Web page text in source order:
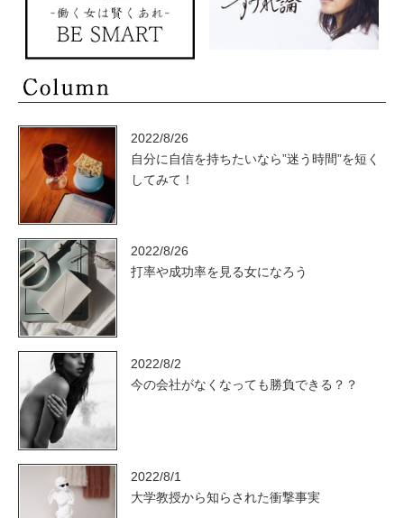
2022/8/26
自分に自信を持ちたいなら”迷う時間”を短く
してみて！
2022/8/26
打率や成功率を見る女になろう
2022/8/2
今の会社がなくなっても勝負できる？？
2022/8/1
大学教授から知らされた衝撃事実